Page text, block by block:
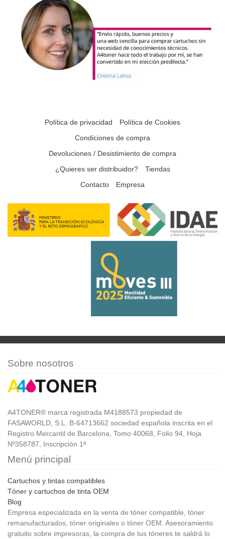
Política de privacidad
Política de Cookies
Condiciones de compra
Devoluciones / Desistimiento de compra
¿Quieres ser distribuidor?
Tiendas
Contacto
Empresa
Sobre nosotros
A4TONER® marca registrada M4188573 propiedad de
FASAWORLD, S.L. B-64713662 sociedad española inscrita en el
Registro Mercantil de Barcelona, Tomo 40068, Folio 94, Hoja
Nº358787, Inscripción 1ª
Menú principal
Cartuchos y tintas compatibles
Tóner y cartuchos de tinta OEM
Blog
Empresa especializada en la venta de tóner compatible, tóner
remanufacturados, tóner originales o tóner OEM. Asesoramiento
gratuito sobre impresoras, la compra de tus tóneres te saldrá lo